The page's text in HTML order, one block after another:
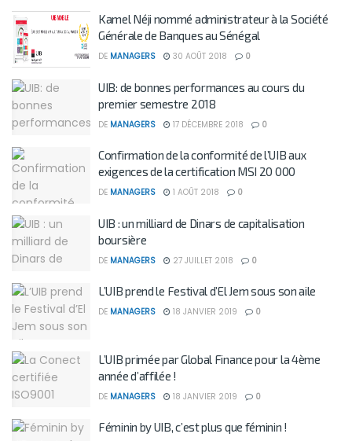
Kamel Néji nommé administrateur à la Société
Générale de Banques au Sénégal
DE MANAGERS 30 AOÛT 2018 0
UIB: de bonnes performances au cours du
premier semestre 2018
DE MANAGERS 17 DÉCEMBRE 2018 0
Confirmation de la conformité de l’UIB aux
exigences de la certification MSI 20 000
DE MANAGERS 1 AOÛT 2018 0
UIB : un milliard de Dinars de capitalisation
boursière
DE MANAGERS 27 JUILLET 2018 0
L’UIB prend le Festival d’El Jem sous son aile
DE MANAGERS 18 JANVIER 2019 0
L’UIB primée par Global Finance pour la 4ème
année d’affilée !
DE MANAGERS 18 JANVIER 2019 0
Féminin by UIB, c’est plus que féminin !